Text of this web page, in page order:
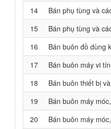
14
Bán phụ tùng và
15
Bán phụ tùng và
16
Bán buôn đồ dùng
17
Bán buôn máy vi
18
Bán buôn thiết bị
19
Bán buôn máy
20
Bán buôn máy